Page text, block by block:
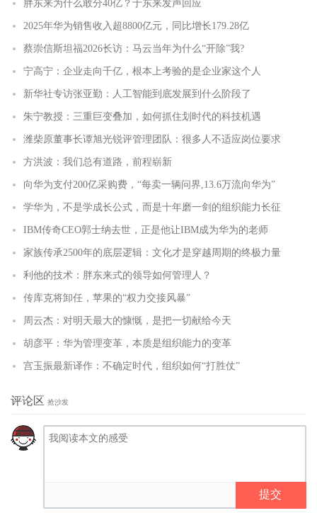
胖东来为什么敢分40亿？于东来发声回应
2025年华为销售收入超8800亿元，同比增长179.28亿
蔡崇信斯坦福2026长访：马云当年为什么“开除”我?
宁高宁：企业走向千亿，根本上考验的是企业家这个人
新华社专访张亚勤：人工智能到底发展到什么阶段了
朱宁教授：三重巨变叠加，如何抓住划时代的科技机遇
潍柴原董事长谭旭光锐评管理团队：很多人不适应岗位要求
方洪波：我们总有道路，前程崭新
向华为支付200亿采购费，“每卖一辆问界,13.6万流向华为”
学华为，不是学成长公式，而是十年磨一剑的组织能力长征
IBM传奇CEO郭士纳去世，正是他让IBM成为华为的老师
家族传承2500年的底层逻辑：文化才是穿越周期的终极力量
利他的技术：胖东来式的领导如何管理人？
传库克将卸任，苹果的“权力交接风暴”
周云杰：对明天最大的慷慨，是把一切献给今天
胡彦平：华为管理变革，本质是组织能力的变革
宫玉振最新译作：不确定时代，组织如何“打胜仗”
评论区 抢沙发
提交